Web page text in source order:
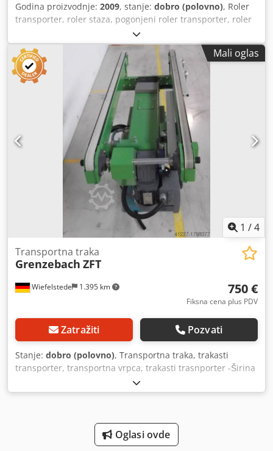
Godina proizvodnje: 2009, stanje: dobro (polovno), Roler
transporter, roler staza, pogonjeni roler transporter, roler
linija -stabilna konstrukcija -električni pogon -servomotor:
tip: 1FK7032-5AK71-1PG0 49 ob/min -širina rolera: 1450
mm dužina transporta: 1500 mm prečnik rolera: 105 mm
roleri: gumirani prečnik osovine: 25 mm transportna
visina: 950 mm, podesiva pogonjeno preko kaiša dimenzije:
1500/1650/H950 mm težina: cca 230 kg Cedpfx Ahjb A
Mali oglas
1 /4
Wiefelstede 1.395 km
Transportna traka
Grenzebach ZFT
750 €
Fiksna cena plus PDV
Zatražiti Pozvati
Stanje: dobro (polovno), Transportna traka, trakasti
transporter, transportna vrpca, trakasti trasnporter -Širina
trake: 2x 30 mm -Širina: podesiva -Dužina transportne
trake: 1450 mm -Pogonski motor: sa frekventnim
transportne trake dostupne -Cena: po komadu -Dimenzije:
1450/550/H950 mm -Težina: cca 150 kg
Oglasi ovde